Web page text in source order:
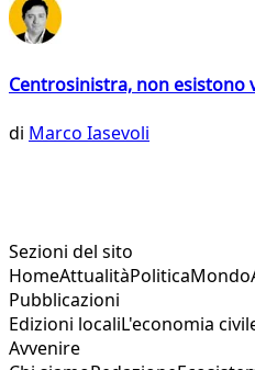
Centrosinistra, non esistono
di Marco Iasevoli
Sezioni del sito
HomeAttualitàPoliticaMondo
Pubblicazioni
Edizioni localiL'economia
Avvenire